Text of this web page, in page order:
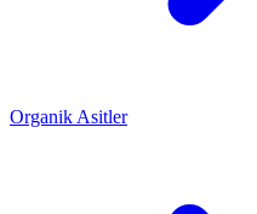
Organik Asitler